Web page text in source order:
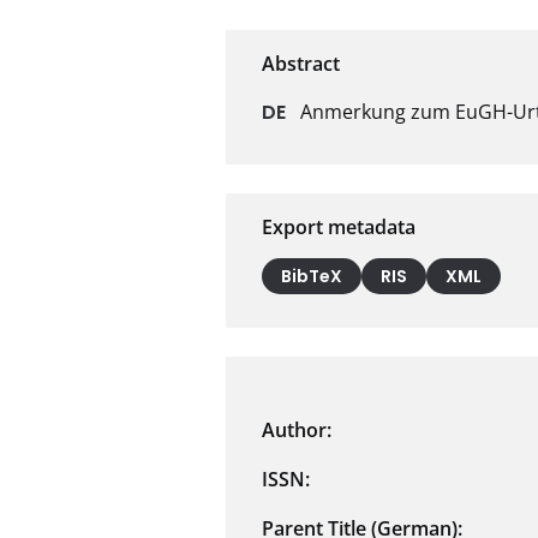
Anmerkung zum EuGH-
Export metadata
BibTeX RIS XML
Author:
ISSN:
Parent Title (German):